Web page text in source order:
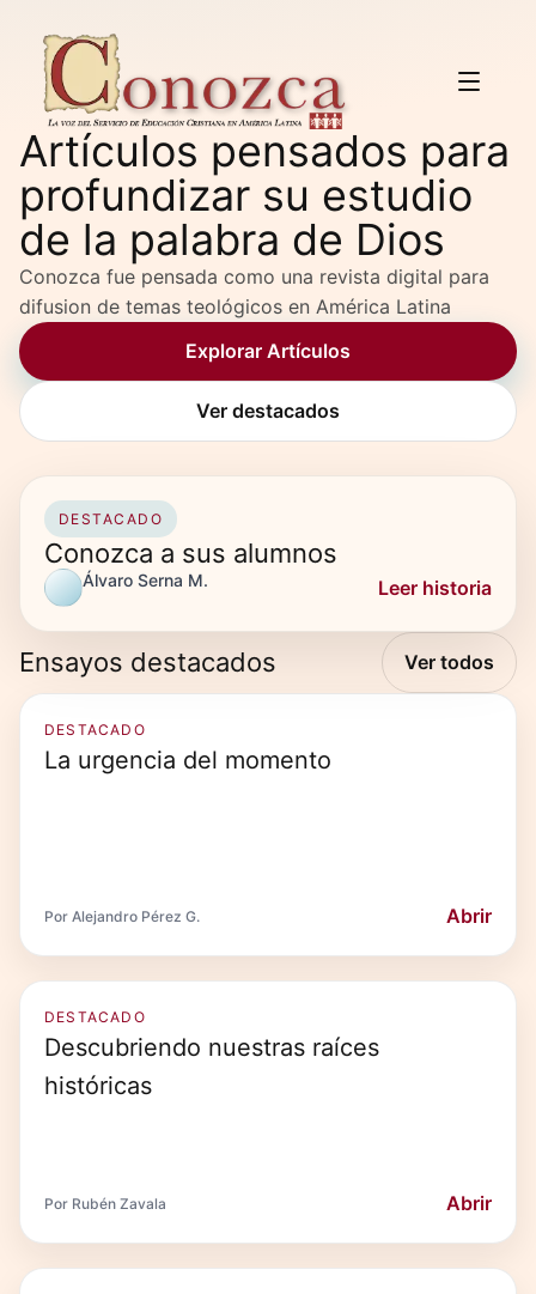
Artículos pensados para
profundizar su estudio
de la palabra de Dios
Conozca fue pensada como una revista digital para
difusion de temas teológicos en América Latina
Explorar Artículos
Ver destacados
DESTACADO
Conozca a sus alumnos
Álvaro Serna M. Leer historia
Ensayos destacados Ver todos
DESTACADO
La urgencia del momento
Por Alejandro Pérez G. Abrir
DESTACADO
Descubriendo nuestras raíces
históricas
Por Rubén Zavala Abrir